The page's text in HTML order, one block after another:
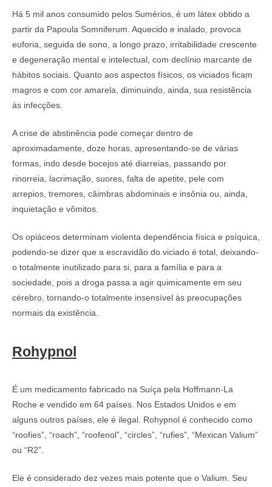
Há 5 mil anos consumido pelos Sumérios, é um látex obtido a
partir da Papoula Somniferum. Aquecido e inalado, provoca
euforia, seguida de sono, a longo prazo, irritabilidade crescente
e degeneração mental e intelectual, com declínio marcante de
hábitos sociais. Quanto aos aspectos físicos, os viciados ficam
magros e com cor amarela, diminuindo, ainda, sua resistência
às infecções.
A crise de abstinência pode começar dentro de
aproximadamente, doze horas, apresentando-se de várias
formas, indo desde bocejos até diarreias, passando por
rinorreia, lacrimação, suores, falta de apetite, pele com
arrepios, tremores, câimbras abdominais e insônia ou, ainda,
inquietação e vômitos.
Os opiáceos determinam violenta dependência física e psíquica,
podendo-se dizer que a escravidão do viciado é total, deixando-
o totalmente inutilizado para si, para a família e para a
sociedade, pois a droga passa a agir quimicamente em seu
cérebro, tornando-o totalmente insensível às preocupações
normais da existência.
Rohypnol
É um medicamento fabricado na Suíça pela Hoffmann-La
Roche e vendido em 64 países. Nos Estados Unidos e em
alguns outros países, ele é ilegal. Rohypnol é conhecido como
“roofies”, “roach”, “roofenol”, “circles”, “rufies”, “Mexican Valium”
ou “R2”.
Ele é considerado dez vezes mais potente que o Valium. Seu